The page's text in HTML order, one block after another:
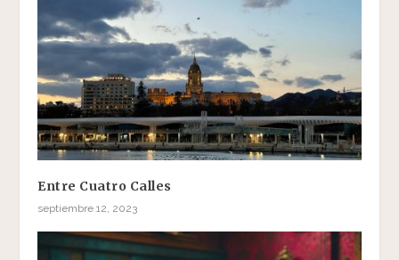
Entre Cuatro Calles
septiembre 12, 2023